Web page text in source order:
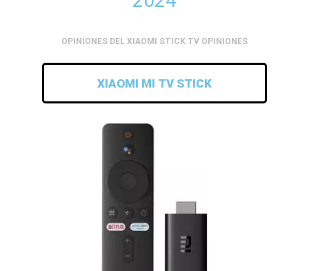
OPINIONES DEL XIAOMI STICK TV OPINIONES
XIAOMI MI TV STICK